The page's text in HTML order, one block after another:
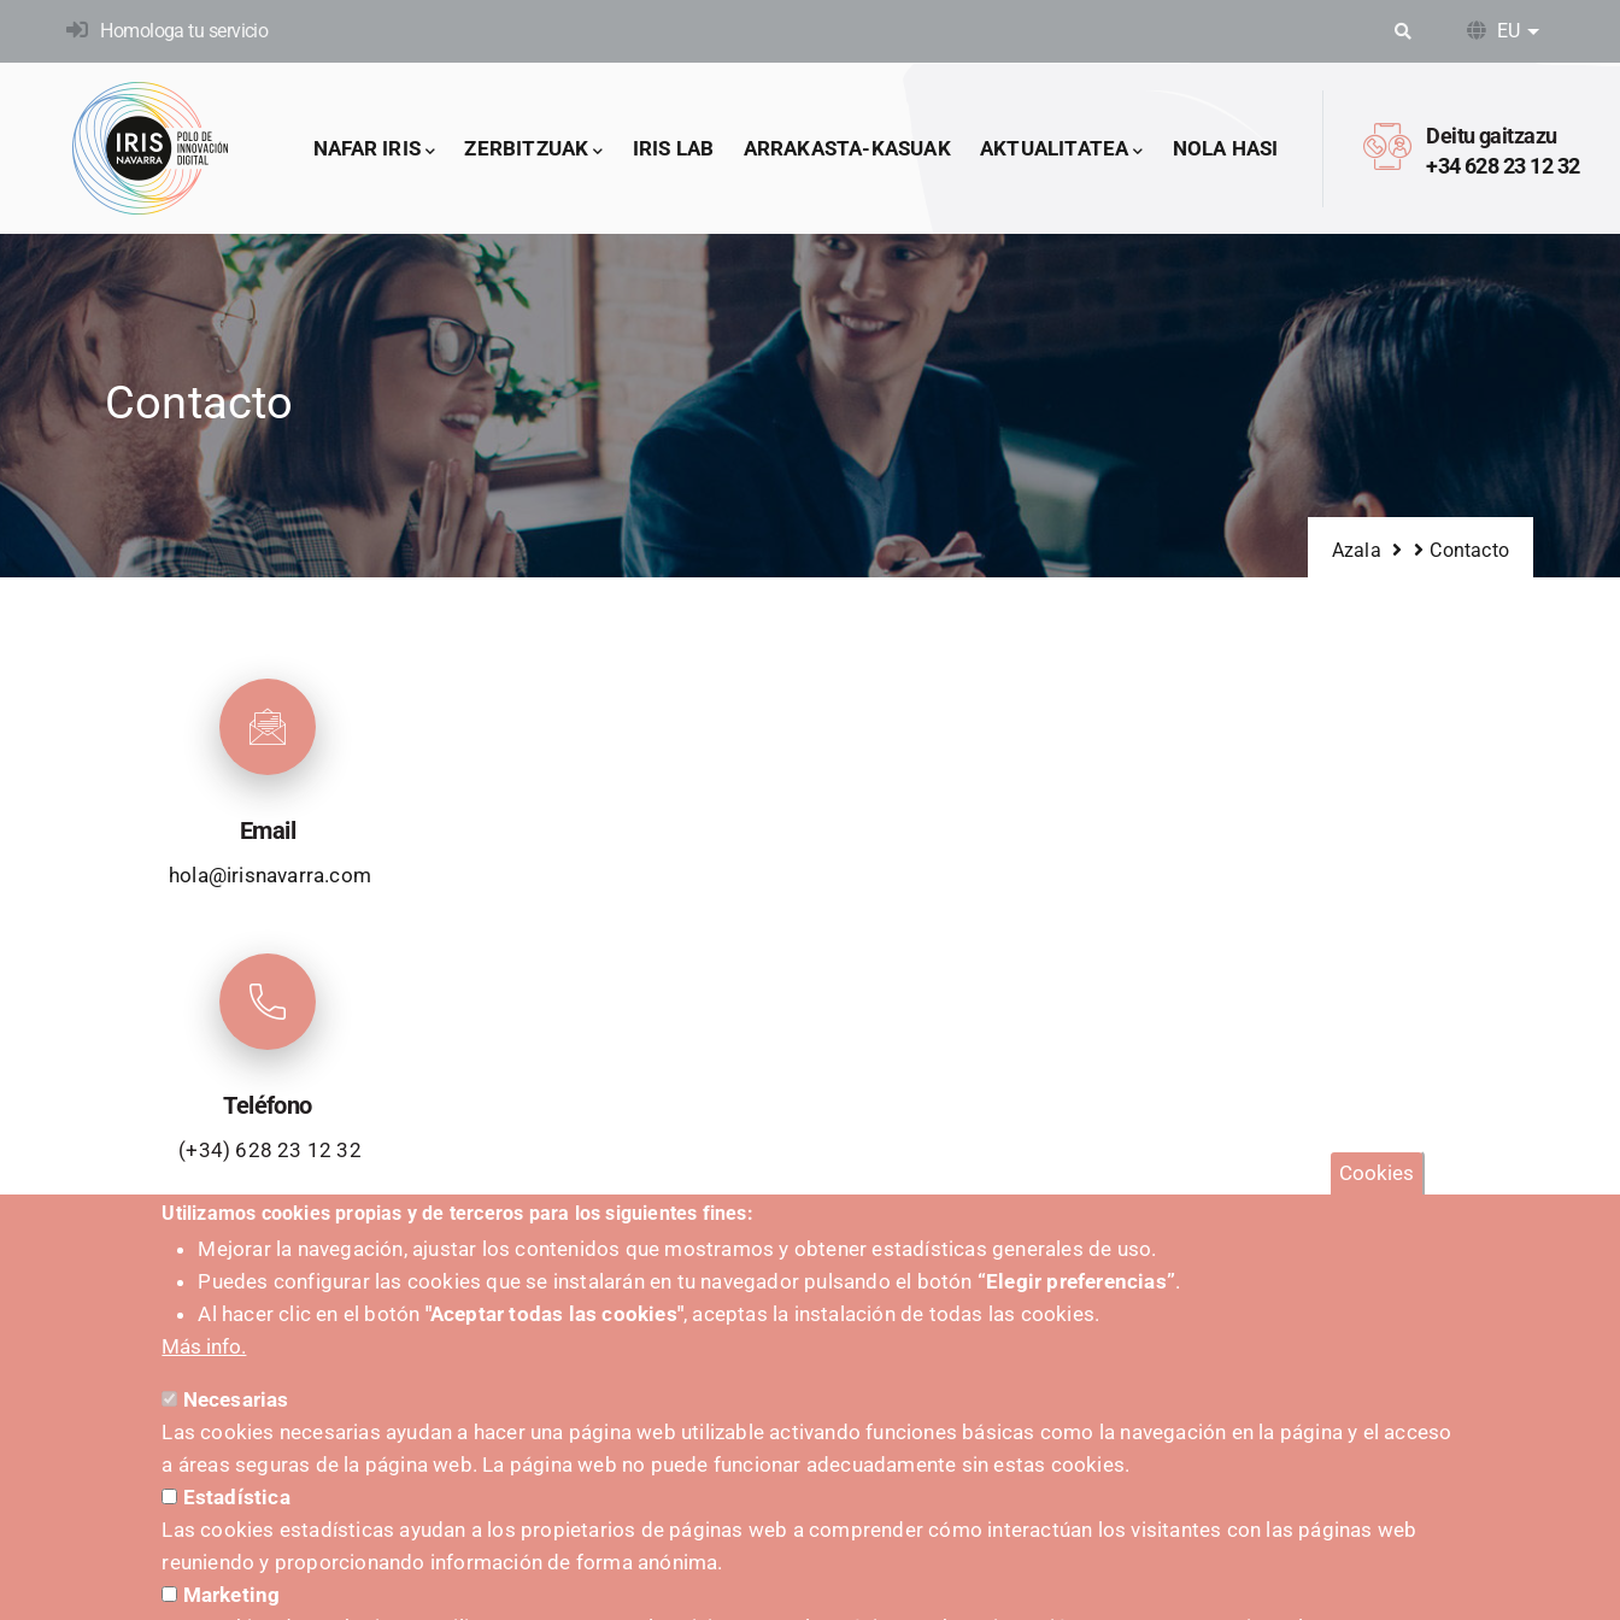
Homologa tu servicio EU Ekintza
Main
NAFAR IRIS ZERBITZUAK IRIS LAB ARRAKASTA-KASUAK AKTUALITATEA NOLA HASI
Deitu gaitzazu
+34 628 23 12 32
Contacto
Azala Contacto
Email
hola@irisnavarra.com
Teléfono
(+34) 628 23 12 32
hola@irisnavarra.com
HASIERA EMATEA
Cookies
Utilizamos cookies propias y de terceros para los siguientes fines:
Mejorar la navegación, ajustar los contenidos que mostramos y obtener estadísticas generales de uso.
Puedes configurar las cookies que se instalarán en tu navegador pulsando el botón “Elegir preferencias”.
Al hacer clic en el botón "Aceptar todas las cookies", aceptas la instalación de todas las cookies.
Más info.
Necesarias
Las cookies necesarias ayudan a hacer una página web utilizable activando funciones básicas como la navegación en la página y el acceso
a áreas seguras de la página web. La página web no puede funcionar adecuadamente sin estas cookies.
Estadística
Las cookies estadísticas ayudan a los propietarios de páginas web a comprender cómo interactúan los visitantes con las páginas web
reuniendo y proporcionando información de forma anónima.
Marketing